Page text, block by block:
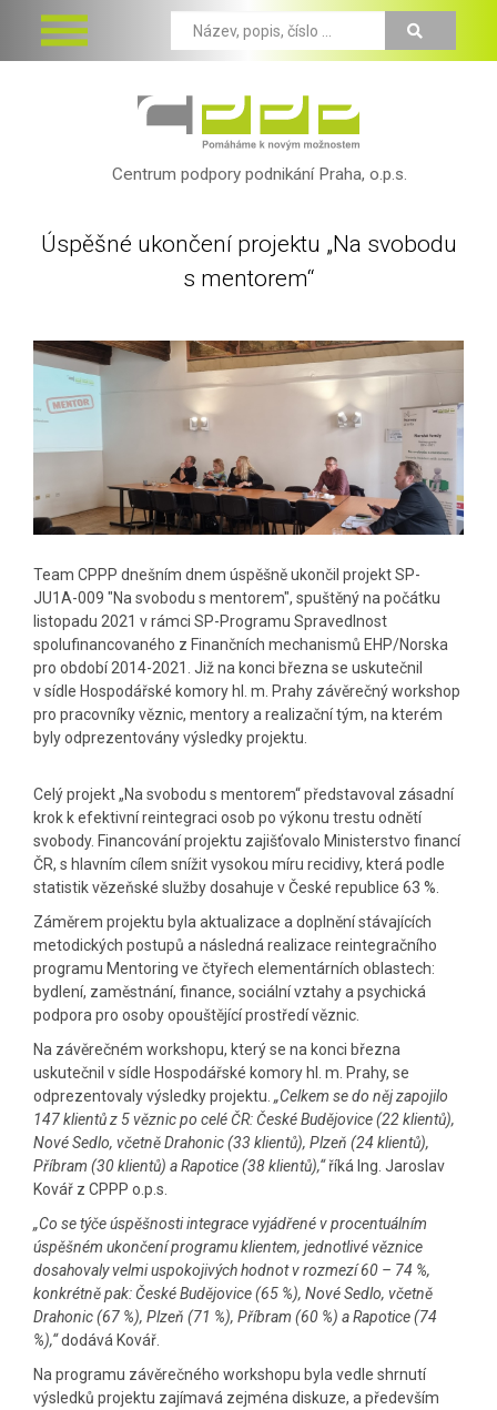
Centrum podpory podnikání Praha, o.p.s.
Úspěšné ukončení projektu „Na svobodu
s mentorem“
Team CPPP dnešním dnem úspěšně ukončil projekt SP-
JU1A-009 "Na svobodu s mentorem", spuštěný na počátku
listopadu 2021 v rámci SP-Programu Spravedlnost
spolufinancovaného z Finančních mechanismů EHP/Norska
pro období 2014-2021. Již na konci března se uskutečnil
v sídle Hospodářské komory hl. m. Prahy závěrečný workshop
pro pracovníky věznic, mentory a realizační tým, na kterém
byly odprezentovány výsledky projektu.
Celý projekt „Na svobodu s mentorem“ představoval zásadní
krok k efektivní reintegraci osob po výkonu trestu odnětí
svobody. Financování projektu zajišťovalo Ministerstvo financí
ČR, s hlavním cílem snížit vysokou míru recidivy, která podle
statistik vězeňské služby dosahuje v České republice 63 %.
Záměrem projektu byla aktualizace a doplnění stávajících
metodických postupů a následná realizace reintegračního
programu Mentoring ve čtyřech elementárních oblastech:
bydlení, zaměstnání, finance, sociální vztahy a psychická
podpora pro osoby opouštějící prostředí věznic.
Na závěrečném workshopu, který se na konci března
uskutečnil v sídle Hospodářské komory hl. m. Prahy, se
odprezentovaly výsledky projektu. „Celkem se do něj zapojilo
147 klientů z 5 věznic po celé ČR: České Budějovice (22 klientů),
Nové Sedlo, včetně Drahonic (33 klientů), Plzeň (24 klientů),
Příbram (30 klientů) a Rapotice (38 klientů),“říká Ing. Jaroslav
Kovář z CPPP o.p.s.
„Co se týče úspěšnosti integrace vyjádřené v procentuálním
úspěšném ukončení programu klientem, jednotlivé věznice
dosahovaly velmi uspokojivých hodnot v rozmezí 60 – 74 %,
konkrétně pak: České Budějovice (65 %), Nové Sedlo, včetně
Drahonic (67 %), Plzeň (71 %), Příbram (60 %) a Rapotice (74
%),“dodává Kovář.
Na programu závěrečného workshopu byla vedle shrnutí
výsledků projektu zajímavá zejména diskuze, a především